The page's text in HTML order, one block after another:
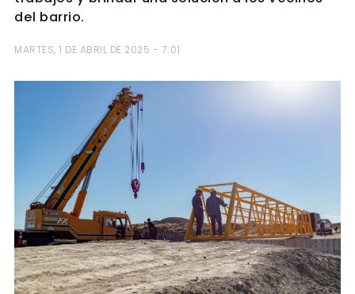
del barrio.
MARTES, 1 DE ABRIL DE 2025 - 7:01